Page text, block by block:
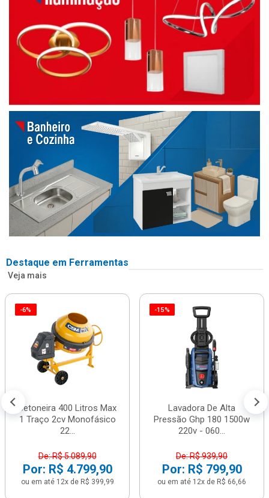
Destaque em Ferramentas
Veja mais
-6%
Betoneira 400 Litros Max
1 Traço 2cv Monofásico
22...
De: R$ 5.089,90
Por: R$ 4.799,90
ou em até 12x de R$ 399,99
-15%
Lavadora De Alta
Pressão Ghp 180 1500w
220v - 060...
De: R$ 939,90
Por: R$ 799,90
ou em até 12x de R$ 66,66